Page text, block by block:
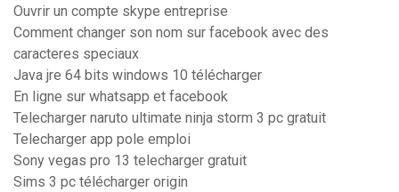
Ouvrir un compte skype entreprise
Comment changer son nom sur facebook avec des
caracteres speciaux
Java jre 64 bits windows 10 télécharger
En ligne sur whatsapp et facebook
Telecharger naruto ultimate ninja storm 3 pc gratuit
Telecharger app pole emploi
Sony vegas pro 13 telecharger gratuit
Sims 3 pc télécharger origin